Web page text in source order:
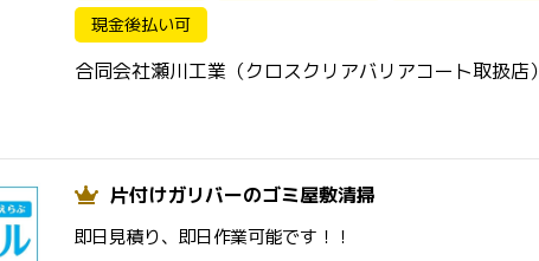
現金後払い可
合同会社瀬川工業（クロスクリアバリアコート取扱店）
片付けガリバーのゴミ屋敷清掃
即日見積り、即日作業可能です！！